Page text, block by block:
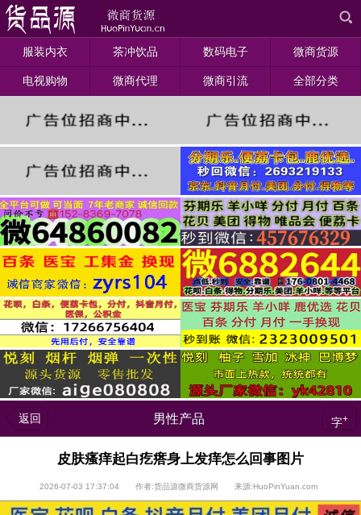
服装内衣 茶冲饮品 数码电子 微商货源
电视购物 微商代理 微商引流 全部分类
返回 男性产品 字+
皮肤瘙痒起白疙瘩身上发痒怎么回事图片
2026-07-03 17:37:04 作者:货品源微商货源网 来源:HuoPinYuan.com